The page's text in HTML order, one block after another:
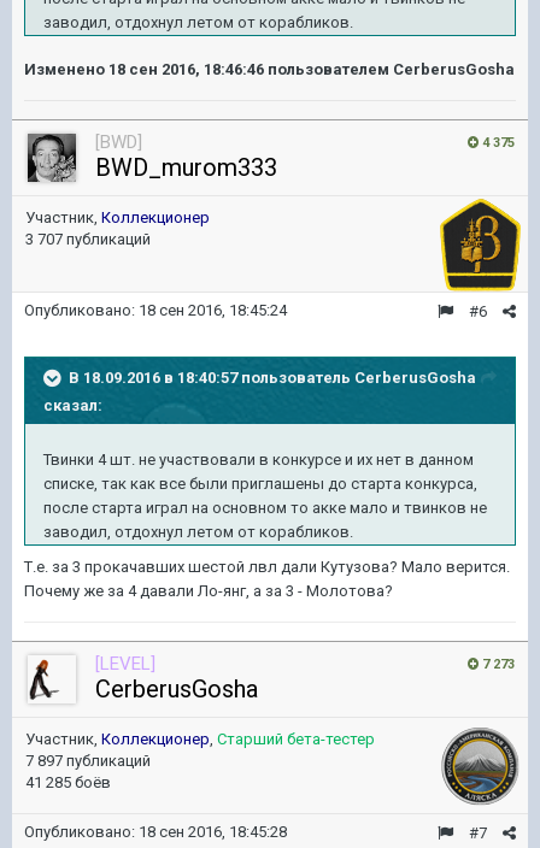
заводил, отдохнул летом от корабликов.
Изменено 18 сен 2016, 18:46:46 пользователем CerberusGosha
4 375
[BWD]
BWD_murom333
Участник, Коллекционер
3 707 публикаций
#6
Опубликовано: 18 сен 2016, 18:45:24
В 18.09.2016 в 18:40:57 пользователь CerberusGosha
сказал:
Твинки 4 шт. не участвовали в конкурсе и их нет в данном
списке, так как все были приглашены до старта конкурса,
после старта играл на основном то акке мало и твинков не
заводил, отдохнул летом от корабликов.
Т.е. за 3 прокачавших шестой лвл дали Кутузова? Мало верится.
Почему же за 4 давали Ло-янг, а за 3 - Молотова?
7 273
[LEVEL]
CerberusGosha
Участник, Коллекционер, Старший бета-тестер
7 897 публикаций
41 285 боёв
#7
Опубликовано: 18 сен 2016, 18:45:28